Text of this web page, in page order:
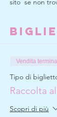
sito  se non
Vendita
Tipo di
Raccolta
Scopri di più